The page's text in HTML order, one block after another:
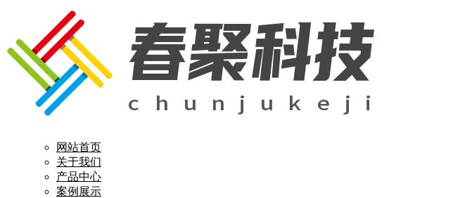
网站首页
关于我们
产品中心
案例展示